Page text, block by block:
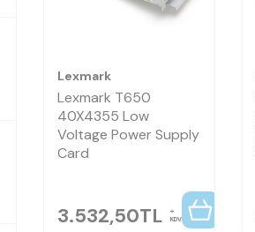
Lexmark
Lexmark T650
40X4355 Low
Voltage Power Supply
Card
3.532,50TL KDV